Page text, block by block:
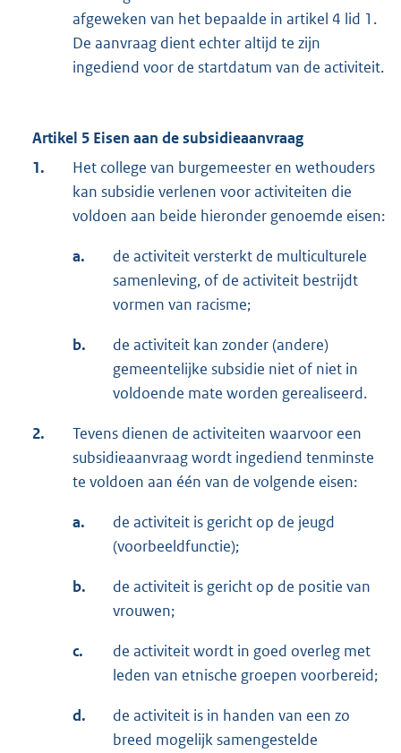
afgeweken van het bepaalde in artikel 4 lid 1.
De aanvraag dient echter altijd te zijn
ingediend voor de startdatum van de activiteit.
Artikel 5 Eisen aan de subsidieaanvraag
1.
Het college van burgemeester en wethouders
kan subsidie verlenen voor activiteiten die
voldoen aan beide hieronder genoemde eisen:
a.
de activiteit versterkt de multiculturele
samenleving, of de activiteit bestrijdt
vormen van racisme;
b.
de activiteit kan zonder (andere)
gemeentelijke subsidie niet of niet in
voldoende mate worden gerealiseerd.
2.
Tevens dienen de activiteiten waarvoor een
subsidieaanvraag wordt ingediend tenminste
te voldoen aan één van de volgende eisen:
a.
de activiteit is gericht op de jeugd
(voorbeeldfunctie);
b.
de activiteit is gericht op de positie van
vrouwen;
c.
de activiteit wordt in goed overleg met
leden van etnische groepen voorbereid;
d.
de activiteit is in handen van een zo
breed mogelijk samengestelde